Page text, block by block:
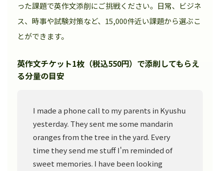
った課題で英作文添削にご挑戦ください。日常、ビジネ
ス、時事や試験対策など、15,000件近い課題から選ぶこ
とができます。
英作文チケット1枚（税込550円）で添削してもらえ
る分量の目安
I made a phone call to my parents in Kyushu
yesterday. They sent me some mandarin
oranges from the tree in the yard. Every
time they send me stuff I'm reminded of
sweet memories. I have been looking